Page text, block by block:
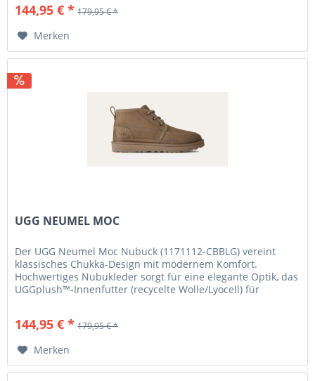
144,95 € * 179,95 € *
Merken
UGG NEUMEL MOC
Der UGG Neumel Moc Nubuck (1171112-CBBLG) vereint
klassisches Chukka-Design mit modernem Komfort.
Hochwertiges Nubukleder sorgt für eine elegante Optik, das
UGGplush™-Innenfutter (recycelte Wolle/Lyocell) für
144,95 € * 179,95 € *
Merken